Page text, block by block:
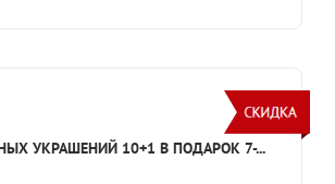
УКРАШЕНИЙ 10+1 В ПОДАРОК 7-...